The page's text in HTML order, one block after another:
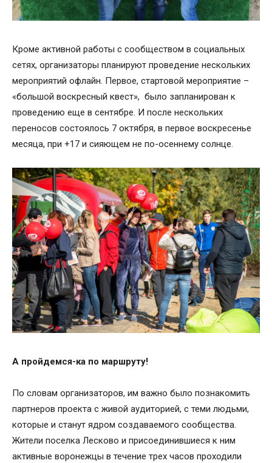
Кроме активной работы с сообществом в социальных
сетях, организаторы планируют проведение нескольких
мероприятий офлайн. Первое, стартовой мероприятие –
«большой воскресный квест», было запланирован к
проведению еще в сентябре. И после нескольких
переносов состоялось 7 октября, в первое воскресенье
месяца, при +17 и сияющем не по-осеннему солнце.
А пройдемся-ка по маршруту!
По словам организаторов, им важно было познакомить
партнеров проекта с живой аудиторией, с теми людьми,
которые и станут ядром создаваемого сообщества.
Жители поселка Лесково и присоединившиеся к ним
активные воронежцы в течение трех часов проходили